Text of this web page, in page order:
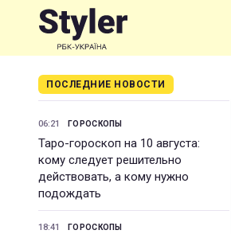
ПОСЛЕДНИЕ НОВОСТИ
06:21 ГОРОСКОПЫ
Таро-гороскоп на 10 августа:
кому следует решительно
действовать, а кому нужно
подождать
18:41 ГОРОСКОПЫ